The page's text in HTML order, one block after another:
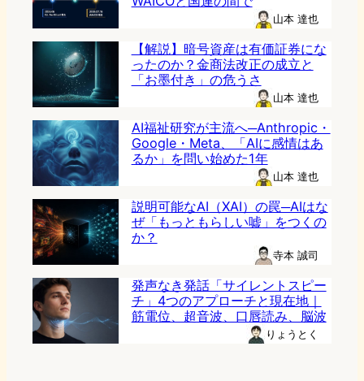
山本 達也
【解説】暗号資産は有価証券にな
ったのか？金商法改正の成立と
「お墨付き」の危うさ
山本 達也
AI福祉研究が主流へ─Anthropic・
Google・Meta、「AIに感情はあ
るか」を問い始めた1年
山本 達也
説明可能なAI（XAI）の罠─AIはな
ぜ「もっともらしい嘘」をつくの
か？
寺本 誠司
発声なき発話「サイレントスピー
チ」4つのアプローチと現在地｜
筋電位、超音波、口唇読み、脳波
りょうとく